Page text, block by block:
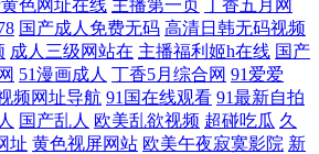
成人网91 九一社干逼 日韩欧美v 亚州射逼 91豆
品 黑丝在线观看视频 色五月婷婷基地 91爱爱人
视频二区 蜜桃视频免费看 WWW黑丝avCOM 男
色网址在线 主播第一页 丁香五月网
国产成人免费无码 高清日韩无码视频
成人三级网站在 主播福利姬h在线 国产
51漫画成人 丁香5月综合网 91爱爱
频网址导航 91国在线观看 91最新自拍
国产乱人 欧美乱欲视频 超碰吃瓜 久
址 黄色视屏网站 欧美午夜寂寞影院 新